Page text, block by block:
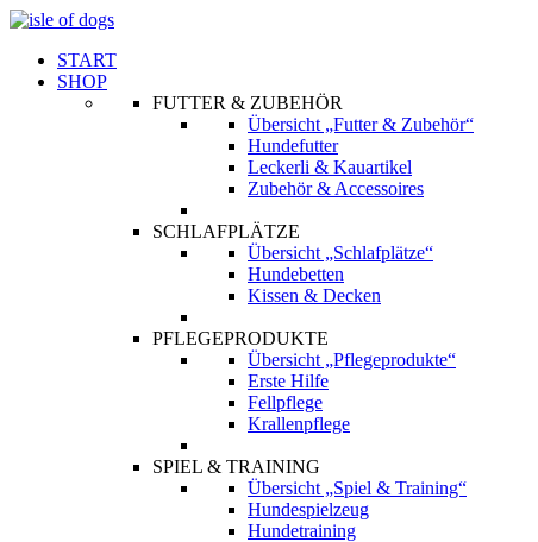
START
SHOP
FUTTER & ZUBEHÖR
Übersicht „Futter & Zubehör“
Hundefutter
Leckerli & Kauartikel
Zubehör & Accessoires
SCHLAFPLÄTZE
Übersicht „Schlafplätze“
Hundebetten
Kissen & Decken
PFLEGEPRODUKTE
Übersicht „Pflegeprodukte“
Erste Hilfe
Fellpflege
Krallenpflege
SPIEL & TRAINING
Übersicht „Spiel & Training“
Hundespielzeug
Hundetraining